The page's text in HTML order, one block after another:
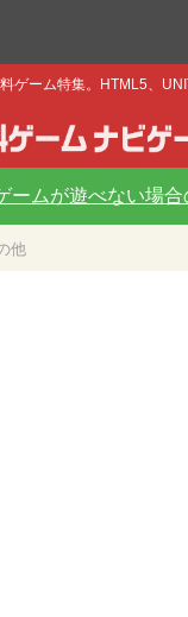
ゲーム特集。HTML5、
ームが遊べない場合
他